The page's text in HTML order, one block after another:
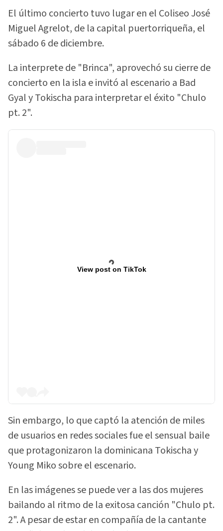
El último concierto tuvo lugar en el Coliseo José
Miguel Agrelot, de la capital puertorriqueña, el
sábado 6 de diciembre.
La interprete de "Brinca", aprovechó su cierre de
concierto en la isla e invitó al escenario a Bad
Gyal y Tokischa para interpretar el éxito "Chulo
pt. 2".
View post on TikTok
Sin embargo, lo que captó la atención de miles
de usuarios en redes sociales fue el sensual baile
que protagonizaron la dominicana Tokischa y
Young Miko sobre el escenario.
En las imágenes se puede ver a las dos mujeres
bailando al ritmo de la exitosa canción "Chulo pt.
2". A pesar de estar en compañía de la cantante